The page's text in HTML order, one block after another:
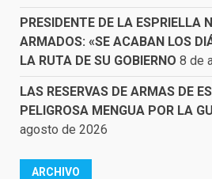
PRESIDENTE DE LA ESPRIELLA
ARMADOS: «SE ACABAN LOS
LA RUTA DE SU GOBIERNO 8 de
LAS RESERVAS DE ARMAS DE
PELIGROSA MENGUA POR LA
agosto de 2026
ARCHIVO